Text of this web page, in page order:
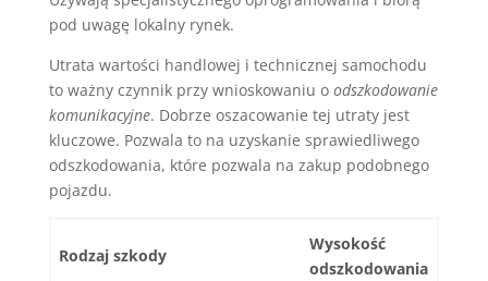
pod uwagę lokalny rynek.
Utrata wartości handlowej i technicznej samochodu
to ważny czynnik przy wnioskowaniu o odszkodowanie
komunikacyjne. Dobrze oszacowanie tej utraty jest
kluczowe. Pozwala to na uzyskanie sprawiedliwego
odszkodowania, które pozwala na zakup podobnego
pojazdu.
Rodzaj szkody
Wysokość
odszkodowania